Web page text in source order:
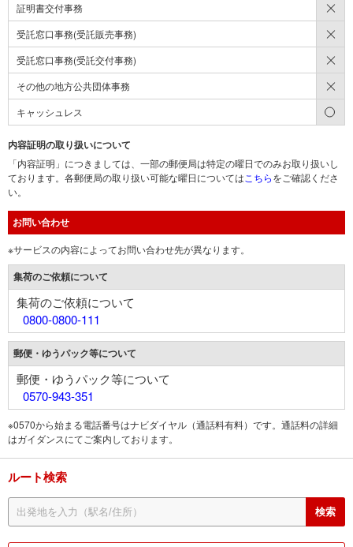
証明書交付事務
受託窓口事務(受託販売事務)
受託窓口事務(受託交付事務)
その他の地方公共団体事務
キャッシュレス
内容証明の取り扱いについて
「内容証明」につきましては、一部の郵便局は特定の曜日でのみお取り扱いし
ております。各郵便局の取り扱い可能な曜日については こちらをご確認くださ
い。
お問い合わせ
※サービスの内容によってお問い合わせ先が異なります。
集荷のご依頼について
集荷のご依頼について
0800-0800-111
郵便・ゆうパック等について
郵便・ゆうパック等について
0570-943-351
※0570から始まる電話番号はナビダイヤル（通話料有料）です。通話料の詳細
はガイダンスにてご案内しております。
ルート検索